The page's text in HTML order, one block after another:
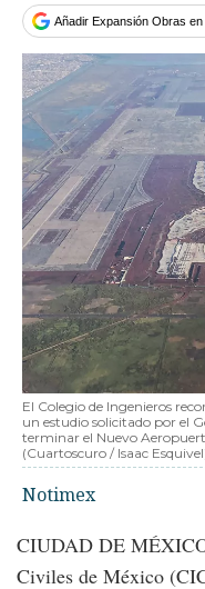
Añadir Expansión Obras
El Colegio de Ingenieros
un estudio solicitado por el
terminar el Nuevo
(Cuartoscuro / Isaac
Notimex
CIUDAD DE
Civiles de México